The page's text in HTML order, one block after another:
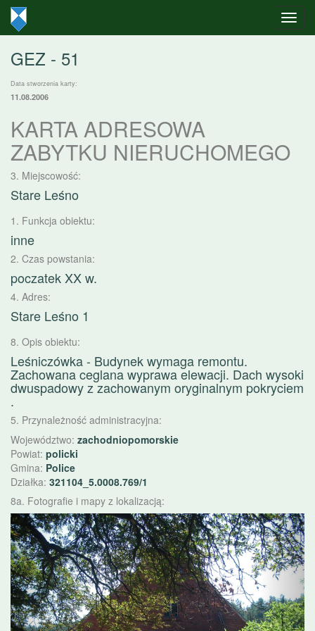
GEZ - 51
Data stworzenia karty:
11.08.2006
KARTA ADRESOWA
ZABYTKU NIERUCHOMEGO
3. Miejscowość:
Stare Leśno
1. Funkcja obiektu:
inne
2. Czas powstania:
poczatek XX w.
4. Adres:
Stare Leśno 1
8. Opis obiektu:
Leśniczówka - Budynek wymaga remontu.
Zachowana ceglana wyprawa elewacji. Dach wysoki
dwuspadowy z zachowanym oryginalnym pokryciem
.
5. Przynależność administracyjna:
Województwo: zachodniopomorskie
Powiat: policki
Gmina: Police
Działka: 321104_5.0008.769/1
8a. Fotografie i mapy z lokalizacją:
Poprzednie